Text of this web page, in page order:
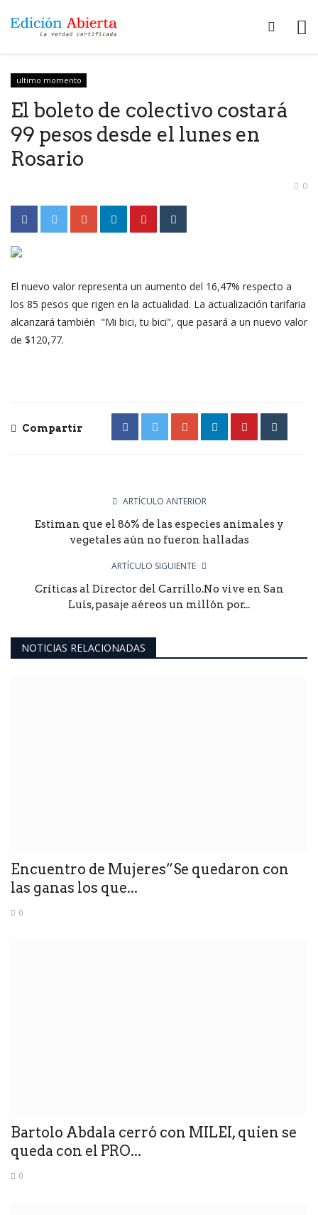
ultimo momento
El boleto de colectivo costará
99 pesos desde el lunes en
Rosario
0
El nuevo valor representa un aumento del 16,47% respecto a
los 85 pesos que rigen en la actualidad. La actualización tarifaria
alcanzará también "Mi bici, tu bici", que pasará a un nuevo valor
de $120,77.
Compartir
ARTÍCULO ANTERIOR
Estiman que el 86% de las especies animales y
vegetales aún no fueron halladas
ARTÍCULO SIGUIENTE
Críticas al Director del Carrillo.No vive en San
Luis, pasaje aéreos un millón por...
NOTICIAS RELACIONADAS
Encuentro de Mujeres”Se quedaron con
las ganas los que...
0
Bartolo Abdala cerró con MILEI, quien se
queda con el PRO...
0